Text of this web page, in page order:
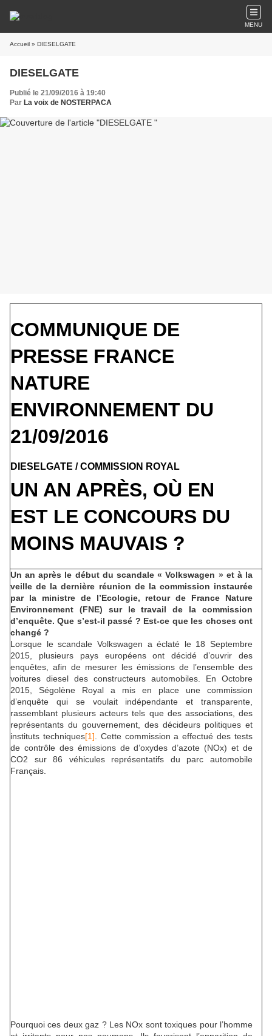
MENU
Accueil » DIESELGATE
DIESELGATE
Publié le 21/09/2016 à 19:40
Par La voix de NOSTERPACA
COMMUNIQUE DE
PRESSE FRANCE
NATURE
ENVIRONNEMENT DU
21/09/2016
DIESELGATE / COMMISSION ROYAL
UN AN APRÈS, OÙ EN
EST LE CONCOURS DU
MOINS MAUVAIS ?
Un an après le début du scandale « Volkswagen » et à la
veille de la dernière réunion de la commission instaurée
par la ministre de l’Ecologie, retour de France Nature
Environnement (FNE) sur le travail de la commission
d’enquête. Que s’est-il passé ? Est-ce que les choses ont
changé ?
Lorsque le scandale Volkswagen a éclaté le 18 Septembre
2015, plusieurs pays européens ont décidé d’ouvrir des
enquêtes, afin de mesurer les émissions de l’ensemble des
voitures diesel des constructeurs automobiles. En Octobre
2015, Ségolène Royal a mis en place une commission
d’enquête qui se voulait indépendante et transparente,
rassemblant plusieurs acteurs tels que des associations, des
représentants du gouvernement, des décideurs politiques et
instituts techniques[1] . Cette commission a effectué des tests
de contrôle des émissions de d’oxydes d’azote (NOx) et de
CO2 sur 86 véhicules représentatifs du parc automobile
Français.
Pourquoi ces deux gaz ? Les NOx sont toxiques pour l’homme